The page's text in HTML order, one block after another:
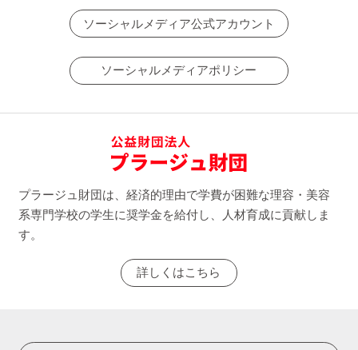
ソーシャルメディア公式アカウント
ソーシャルメディアポリシー
プラージュ財団は、経済的理由で学費が困難な理容・美容
系専門学校の学生に奨学金を給付し、人材育成に貢献しま
す。
詳しくはこちら